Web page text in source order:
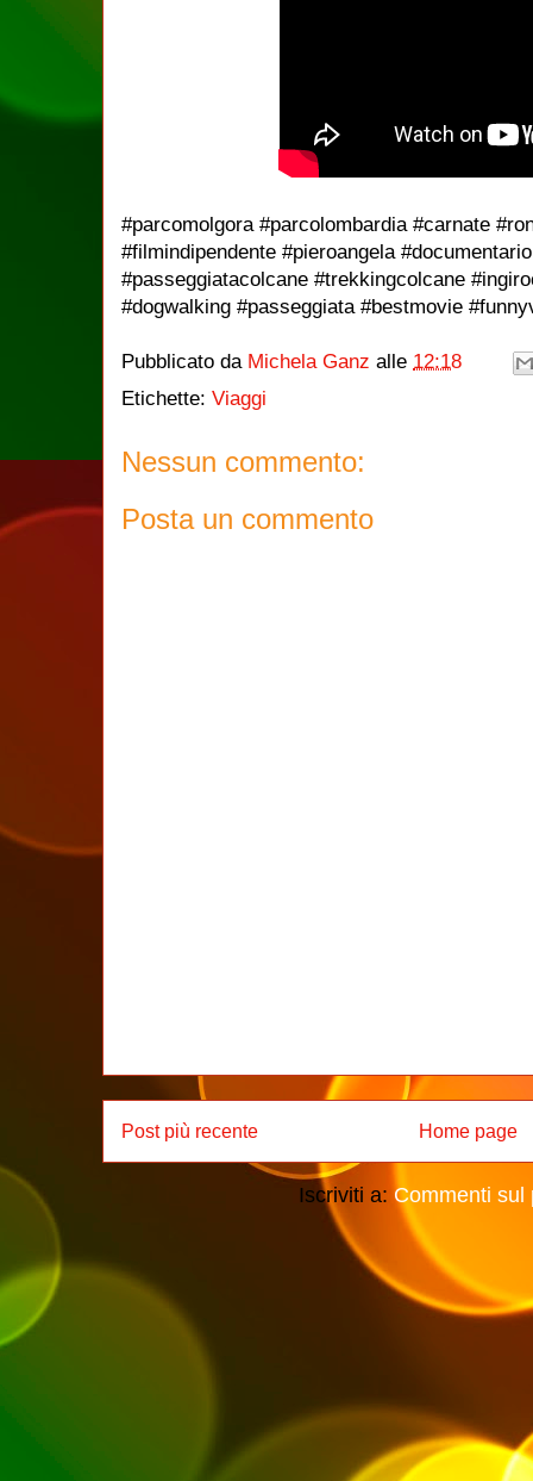
#parcomolgora #parcolombardia #carnate
#filmindipendente #pieroangela
#passeggiatacolcane #trekkingcolcane
#dogwalking #passeggiata #bestmovie
Pubblicato da Michela Ganz alle 12:18
Etichette: Viaggi
Nessun commento:
Posta un commento
Post più recente Home page
Iscriviti a: Commenti sul